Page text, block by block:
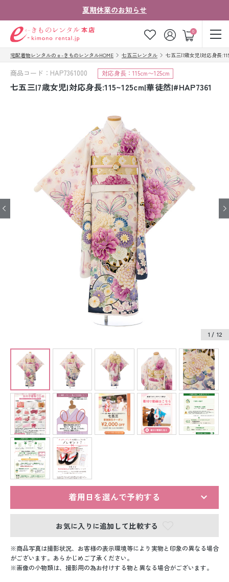
夏期休業のお知らせ
0
ゲスト
お気に入り ログイン カート
ご注文の流れ
お客様の声
法人・グループの
お客様はこちら
着物の種類から探す
訪問着・付下げレンタル
ジュニア着物レンタル
ジュニア洋装レンタル
ベビー洋装レンタル
紋付袴レンタル
留袖レンタル
スーツレンタル
色打掛&紋付袴レンタル
白無垢&紋付袴レンタル
宅配着物レンタルのｅ-きものレンタルHOME 七五三レンタル 七五三|7歳女児|対応身長
商品コード：HAP7361000 対応身長：115cm〜125cm
七五三|7歳女児|対応身長:115~125cm|華徒然|#HAP7361
1 / 12
着用日を選んで予約する
お気に入りに追加して比較する
商品写真は撮影状況、お客様の表示環境等により実物と印象の異なる場合
がございます。あらかじめご了承ください。
画像の小物類は、撮影用の為お付けする物と異なる場合がございます。